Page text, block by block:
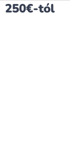
250€-tól